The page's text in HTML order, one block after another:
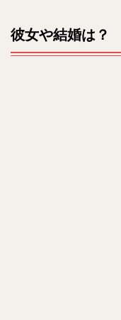
彼女や結婚は？